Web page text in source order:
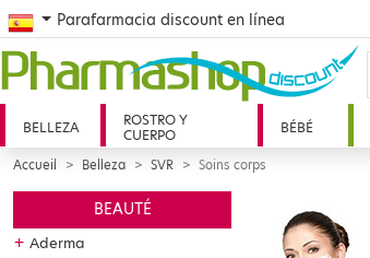
Spanish
Parafarmacia discount en línea
BELLEZA
ROSTRO Y
CUERPO
BÉBÉ
Accueil Belleza SVR Soins corps
BEAUTÉ
+ Aderma